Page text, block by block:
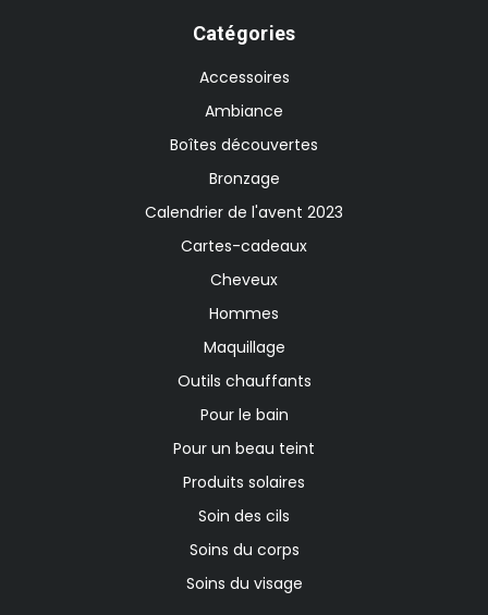
Catégories
Accessoires
Ambiance
Boîtes découvertes
Bronzage
Calendrier de l'avent 2023
Cartes-cadeaux
Cheveux
Hommes
Maquillage
Outils chauffants
Pour le bain
Pour un beau teint
Produits solaires
Soin des cils
Soins du corps
Soins du visage